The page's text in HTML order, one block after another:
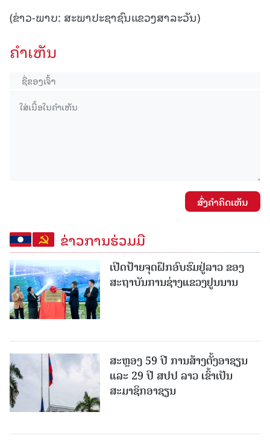
(ຂ່າວ-ພາບ: ສະພາປະຊາຊົນແຂວງສາລະວັນ)
ຄໍາເຫັນ
ສົ່ງຄໍາຄິດເຫັນ
ຂ່າວການຮ່ວມມື
ເປີດປ້າຍຈຸດຝຶກອົບຮົມຢູ່ລາວ ຂອງ
ສະຖາບັນການຊ່າງແຂວງຢູນນານ
ສະຫຼອງ 59 ປີ ການສ້າງຕັ້ງອາຊຽນ
ແລະ 29 ປີ ສປປ ລາວ ເຂົ້າເປັນ
ສະມາຊິກອາຊຽນ